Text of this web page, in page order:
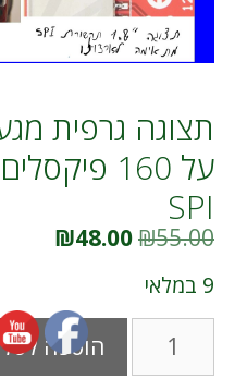
SPI
₪55.00 המחיר
₪55.00.
₪48.00
9 במלאי
כמות
תצוגה
הוספה לסל